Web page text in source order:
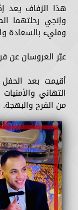
هذا الزفاف يعد
وإنجي رحلتهما
ومليء بالسعادة
عبّر العروسان عن
أقيمت بعد
التهاني
من الفرح والبهجة.